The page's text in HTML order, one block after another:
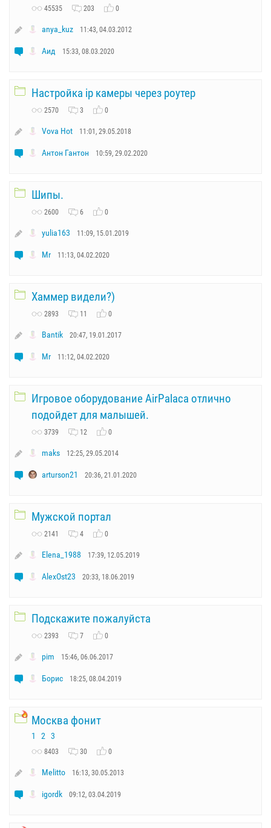
45535 203 0
anya_kuz 11:43, 04.03.2012
Аид 15:33, 08.03.2020
Настройка ip камеры через роутер
2570 3 0
Vova Hot 11:01, 29.05.2018
Антон Гантон 10:59, 29.02.2020
Шипы.
2600 6 0
yulia163 11:09, 15.01.2019
Mr 11:13, 04.02.2020
Хаммер видели?)
2893 11 0
Bantik 20:47, 19.01.2017
Mr 11:12, 04.02.2020
Игровое оборудование AirPalaca отлично
подойдет для малышей.
3739 12 0
maks 12:25, 29.05.2014
arturson21 20:36, 21.01.2020
Мужской портал
2141 4 0
Elena_1988 17:39, 12.05.2019
AlexOst23 20:33, 18.06.2019
Подскажите пожалуйста
2393 7 0
pim 15:46, 06.06.2017
Борис 18:25, 08.04.2019
Москва фонит
1 2 3
8403 30 0
Melitto 16:13, 30.05.2013
igordk 09:12, 03.04.2019